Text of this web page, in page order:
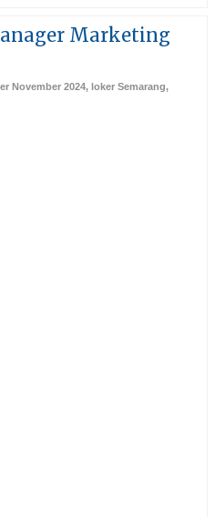
Marketing
November 2024, loker Semarang,